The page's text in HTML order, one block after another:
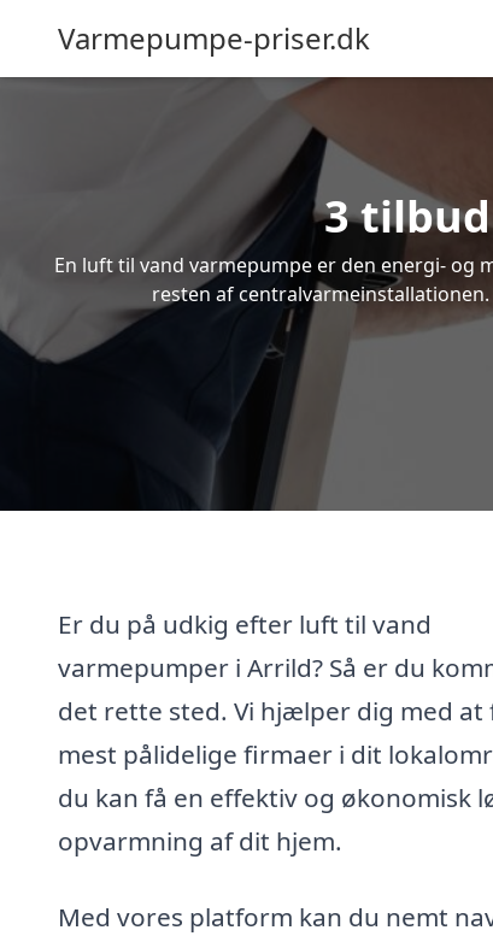
Varmepumpe-priser.dk
3
En luft til vand varmepumpe er den energi- og
resten af
Er du på udkig efter luft til vand
varmepumper i Arrild? Så er du
det rette sted. Vi hjælper dig med at
mest pålidelige firmaer i dit
du kan få en effektiv og økonomisk
opvarmning af dit hjem.
Med vores platform kan du nemt